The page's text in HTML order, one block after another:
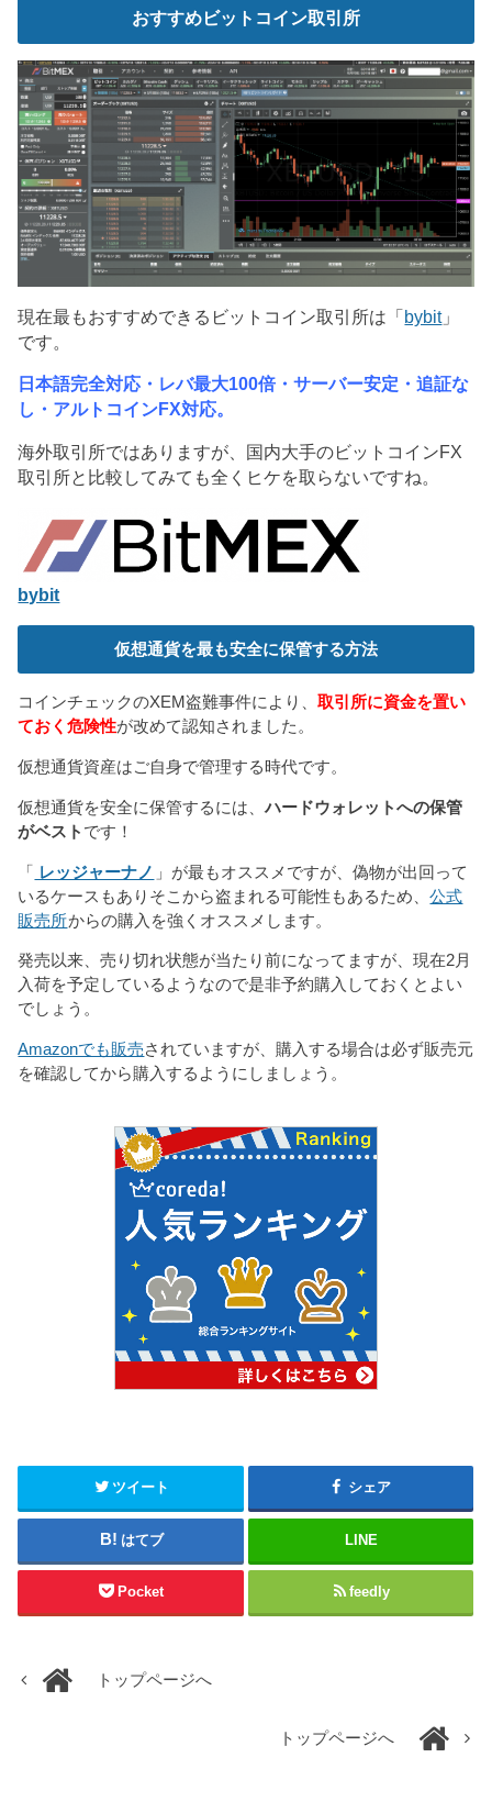
おすすめビットコイン取引所
現在最もおすすめできるビットコイン取引所は「 bybit」
です。
日本語完全対応・レバ最大100倍・サーバー安定・追証な
し・アルトコインFX対応。
海外取引所ではありますが、国内大手のビットコインFX
取引所と比較してみても全くヒケを取らないですね。
bybit
仮想通貨を最も安全に保管する方法
コインチェックのXEM盗難事件により、取引所に資金を置い
ておく危険性が改めて認知されました。
仮想通貨資産はご自身で管理する時代です。
仮想通貨を安全に保管するには、ハードウォレットへの保管
がベスト です！
「 レッジャーナノ 」が最もオススメですが、偽物が出回って
いるケースもありそこから盗まれる可能性もあるため、公式
販売所からの購入を強くオススメします。
発売以来、売り切れ状態が当たり前になってますが、現在2月
入荷を予定しているようなので是非予約購入しておくとよい
でしょう。
Amazonでも販売されていますが、購入する場合は必ず販売元
を確認してから購入するようにしましょう。
ツイート シェア
はてブ LINE
Pocket feedly
トップページへ
トップページへ